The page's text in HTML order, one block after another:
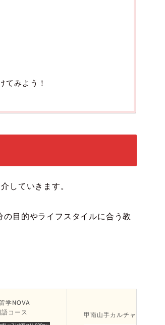
てみよう！
していきます。
目的やライフスタイルに合う教
学NOVA
コース
甲南山手カルチャーセンター